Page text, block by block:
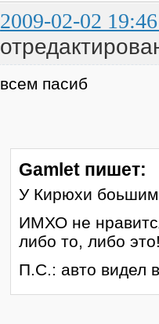
2009-02-02
всем пасиб
Gamlet пишет:
У Кирюхи
ИМХО не
либо то, либо
П.С.: авто видел